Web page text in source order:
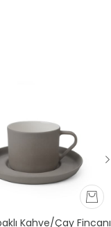
Kahve/Çay Fincanı